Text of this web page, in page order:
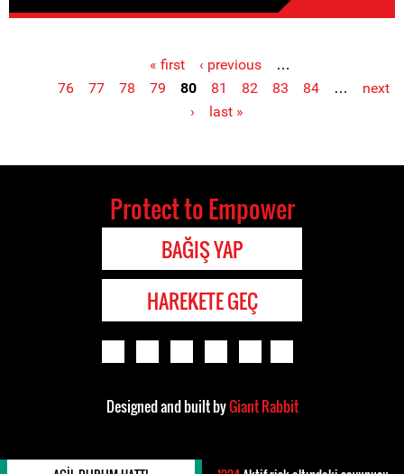
« first ‹ previous
…
76
77 78 79 80 81 82 83 84 …
next
›
last »
Protect to Empower
BAĞIŞ YAP
HAREKETE GEÇ
Designed and built byGiant Rabbit